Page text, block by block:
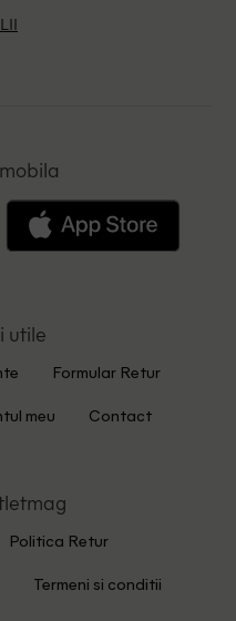
utile
Formular Retur
meu Contact
Politica Retur
Termeni si conditii